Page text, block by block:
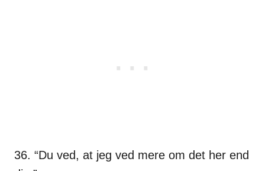
36. “Du ved, at jeg ved mere om det her end